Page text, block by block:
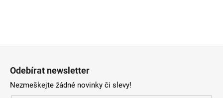
Odebírat newsletter
Nezmeškejte žádné novinky či slevy!